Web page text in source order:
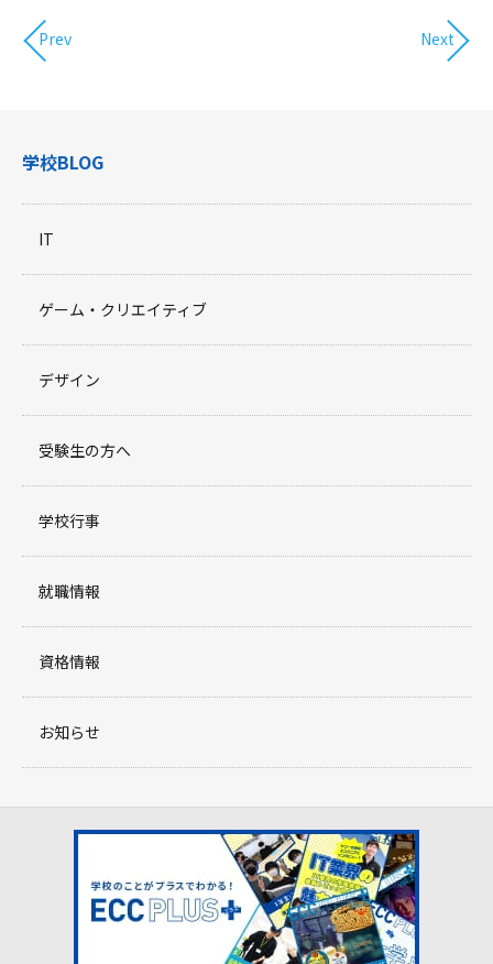
Prev Next
学校BLOG
IT
ゲーム・クリエイティブ
デザイン
受験生の方へ
学校行事
就職情報
資格情報
お知らせ